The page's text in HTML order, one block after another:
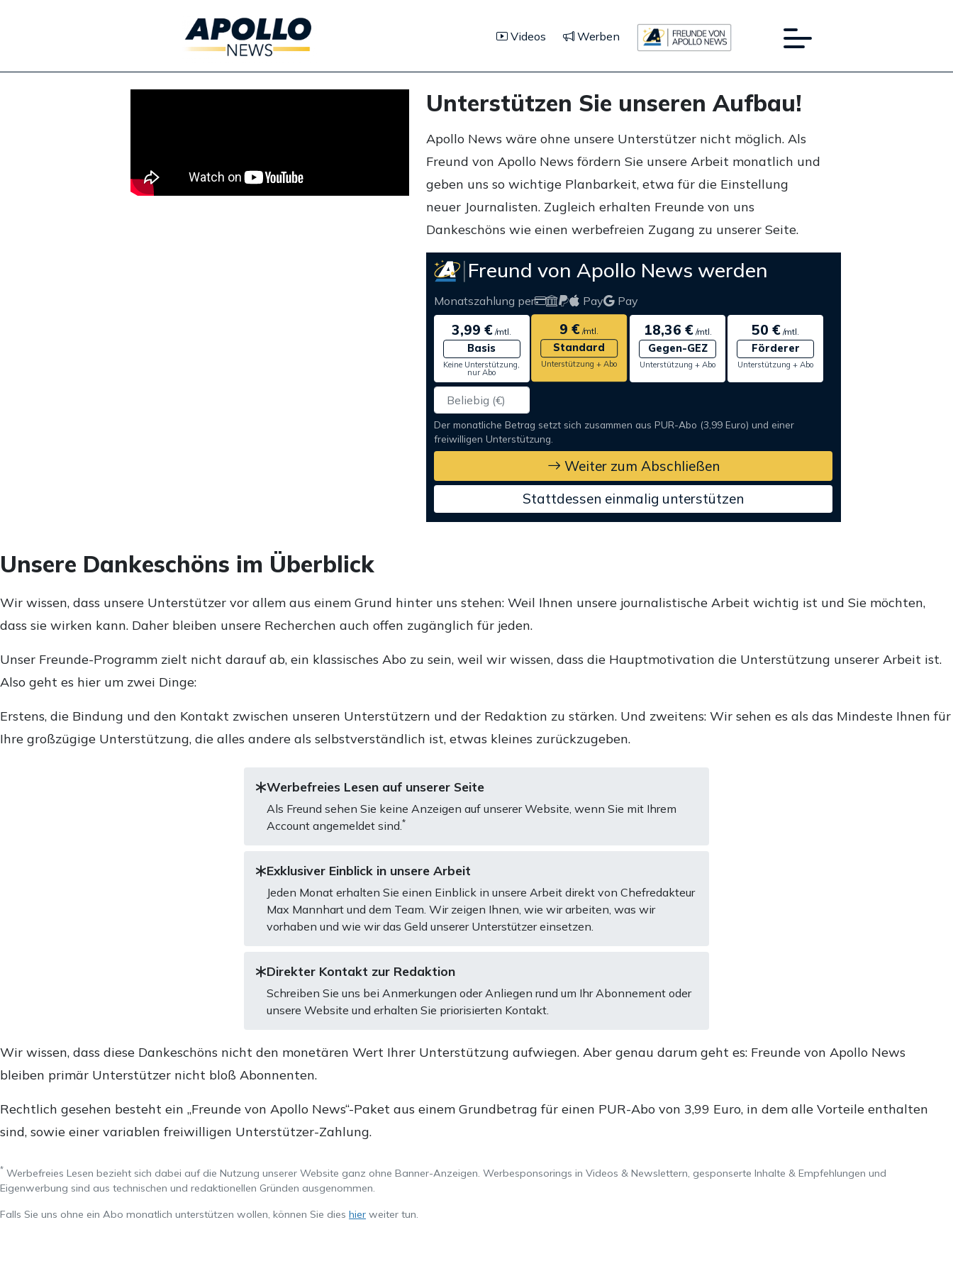
Videos Werben
Unterstützen Sie unseren Aufbau!
Apollo News wäre ohne unsere Unterstützer nicht möglich. Als
Freund von Apollo News fördern Sie unsere Arbeit monatlich und
geben uns so wichtige Planbarkeit, etwa für die Einstellung
neuer Journalisten. Zugleich erhalten Freunde von uns
Dankeschöns wie einen werbefreien Zugang zu unserer Seite.
Freund von Apollo News werden
Monatszahlung per Pay Pay
3,99 € /mtl.
Basis
Keine Unterstützung,
nur Abo
9 € /mtl.
Standard
Unterstützung + Abo
18,36 €/mtl.
Gegen-GEZ
Unterstützung + Abo
50 € /mtl.
Förderer
Unterstützung + Abo
Der monatliche Betrag setzt sich zusammen aus PUR-Abo (3,99 Euro) und einer
freiwilligen Unterstützung.
Weiter zum Abschließen
Stattdessen einmalig unterstützen
Unsere Dankeschöns im Überblick
Wir wissen, dass unsere Unterstützer vor allem aus einem Grund hinter uns stehen: Weil Ihnen unsere journalistische Arbeit wichtig ist und Sie möchten,
dass sie wirken kann. Daher bleiben unsere Recherchen auch offen zugänglich für jeden.
Unser Freunde-Programm zielt nicht darauf ab, ein klassisches Abo zu sein, weil wir wissen, dass die Hauptmotivation die Unterstützung unserer Arbeit ist.
Also geht es hier um zwei Dinge:
Erstens, die Bindung und den Kontakt zwischen unseren Unterstützern und der Redaktion zu stärken. Und zweitens: Wir sehen es als das Mindeste Ihnen für
Ihre großzügige Unterstützung, die alles andere als selbstverständlich ist, etwas kleines zurückzugeben.
Werbefreies Lesen auf unserer Seite
Als Freund sehen Sie keine Anzeigen auf unserer Website, wenn Sie mit Ihrem
Account angemeldet sind. *
Exklusiver Einblick in unsere Arbeit
Jeden Monat erhalten Sie einen Einblick in unsere Arbeit direkt von Chefredakteur
Max Mannhart und dem Team. Wir zeigen Ihnen, wie wir arbeiten, was wir
vorhaben und wie wir das Geld unserer Unterstützer einsetzen.
Direkter Kontakt zur Redaktion
Schreiben Sie uns bei Anmerkungen oder Anliegen rund um Ihr Abonnement oder
unsere Website und erhalten Sie priorisierten Kontakt.
Wir wissen, dass diese Dankeschöns nicht den monetären Wert Ihrer Unterstützung aufwiegen. Aber genau darum geht es: Freunde von Apollo News
bleiben primär Unterstützer nicht bloß Abonnenten.
Rechtlich gesehen besteht ein „Freunde von Apollo News“-Paket aus einem Grundbetrag für einen PUR-Abo von 3,99 Euro, in dem alle Vorteile enthalten
sind, sowie einer variablen freiwilligen Unterstützer-Zahlung.
* Werbefreies Lesen bezieht sich dabei auf die Nutzung unserer Website ganz ohne Banner-Anzeigen. Werbesponsorings in Videos & Newslettern, gesponserte Inhalte & Empfehlungen und
Eigenwerbung sind aus technischen und redaktionellen Gründen ausgenommen.
Falls Sie uns ohne ein Abo monatlich unterstützen wollen, können Sie dies hier weiter tun.